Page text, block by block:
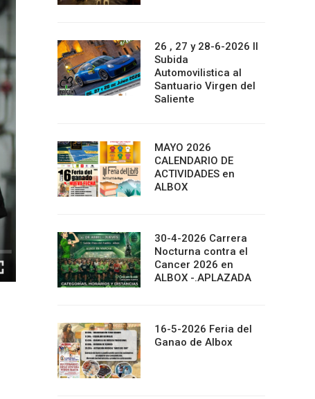
26 , 27 y 28-6-2026 II
Subida
Automovilistica al
Santuario Virgen del
Saliente
MAYO 2026
CALENDARIO DE
ACTIVIDADES en
ALBOX
30-4-2026 Carrera
Nocturna contra el
Cancer 2026 en
ALBOX -.APLAZADA
16-5-2026 Feria del
Ganao de Albox